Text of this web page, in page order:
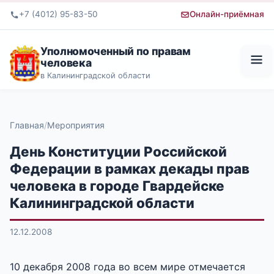
+7 (4012) 95-83-50 Онлайн-приёмная
Уполномоченный по правам
человека
в Калининградской области
Главная Мероприятия
День Конституции Российской
Федерации в рамках декады прав
человека в городе Гвардейске
Калининградской области
12.12.2008
10 декабря 2008 года во всем мире отмечается